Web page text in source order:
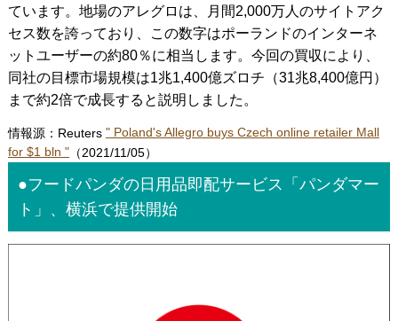
ています。地場のアレグロは、月間2,000万人のサイトアク
セス数を誇っており、この数字はポーランドのインターネ
ットユーザーの約80％に相当します。今回の買収により、
同社の目標市場規模は1兆1,400億ズロチ（31兆8,400億円）
まで約2倍で成長すると説明しました。
情報源：Reuters " Poland's Allegro buys Czech online retailer Mall
for $1 bln "（2021/11/05）
●フードパンダの日用品即配サービス「パンダマー
ト」、横浜で提供開始